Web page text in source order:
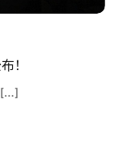
！
[…]